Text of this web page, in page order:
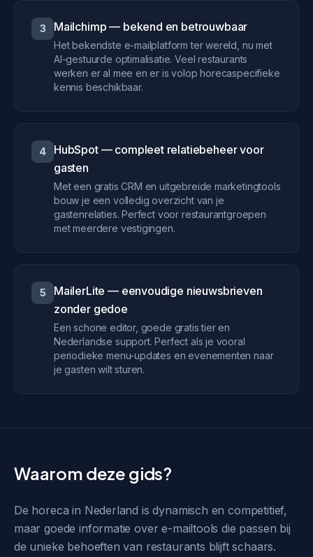
3 Mailchimp — bekend en betrouwbaar
Het bekendste e-mailplatform ter wereld, nu met
AI-gestuurde optimalisatie. Veel restaurants
werken er al mee en er is volop horecaspecifieke
kennis beschikbaar.
4
HubSpot — compleet relatiebeheer voor
gasten
Met een gratis CRM en uitgebreide marketingtools
bouw je een volledig overzicht van je
gastenrelaties. Perfect voor restaurantgroepen
met meerdere vestigingen.
5
MailerLite — eenvoudige nieuwsbrieven
zonder gedoe
Een schone editor, goede gratis tier en
Nederlandse support. Perfect als je vooral
periodieke menu-updates en evenementen naar
je gasten wilt sturen.
Waarom deze gids?
De horeca in Nederland is dynamisch en competitief,
maar goede informatie over e-mailtools die passen bij
de unieke behoeften van restaurants blijft schaars.